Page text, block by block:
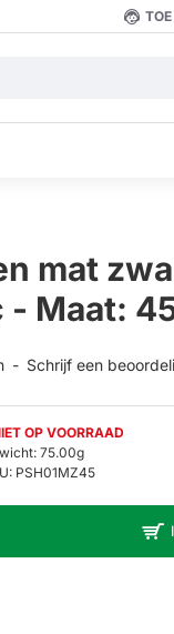
mat
- Maat:
- Schrijf een
OP VOORRAAD
75.00g
PSH01MZ45